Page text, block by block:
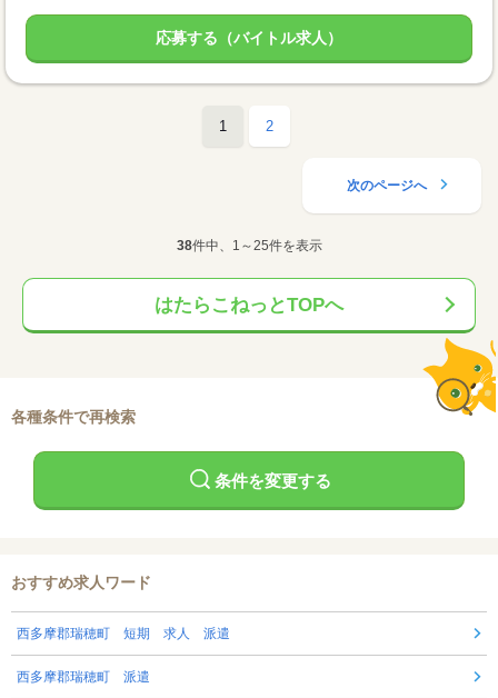
応募する（バイトル求人）
1 2
次のページへ
38件中、1～25件を表示
はたらこねっとTOPへ
各種条件で再検索
条件を変更する
おすすめ求人ワード
西多摩郡瑞穂町 短期 求人 派遣
西多摩郡瑞穂町 派遣